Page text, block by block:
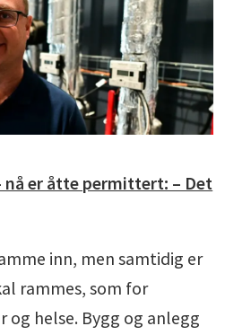
nå er åtte permittert: – Det
inn, men samtidig er
rammes, som for
og helse. Bygg og anlegg